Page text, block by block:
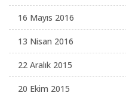
16 Mayıs 2016
13 Nisan 2016
22 Aralık 2015
20 Ekim 2015